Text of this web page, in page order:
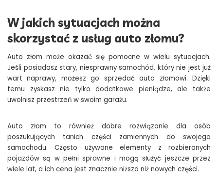
W jakich sytuacjach można
skorzystać z usług auto złomu?
Auto złom może okazać się pomocne w wielu sytuacjach.
Jeśli posiadasz stary, niesprawny samochód, który nie jest już
wart naprawy, możesz go sprzedać auto złomowi. Dzięki
temu zyskasz nie tylko dodatkowe pieniądze, ale także
uwolnisz przestrzeń w swoim garażu.
Auto złom to również dobre rozwiązanie dla osób
poszukujących tanich części zamiennych do swojego
samochodu. Często używane elementy z rozbieranych
pojazdów są w pełni sprawne i mogą służyć jeszcze przez
wiele lat, a ich cena jest znacznie niższa niż nowych części.